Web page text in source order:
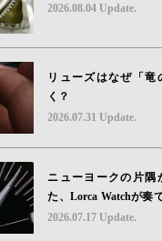
2026.08.04 Update.
リューズはなぜ「竜
く？
2026.07.31 Update.
ニューヨークの片隅
た、Lorca Watchが奏
ロマン"｜Brand Picks
2026.07.17 Update.